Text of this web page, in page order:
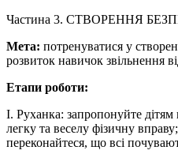
Частина 3. СТВОРЕННЯ
Мета: потренуватися у
розвиток навичок звільнення
Етапи роботи:
І. Руханка: запропонуйте дітям
легку та веселу фізичну
переконайтеся, що всі